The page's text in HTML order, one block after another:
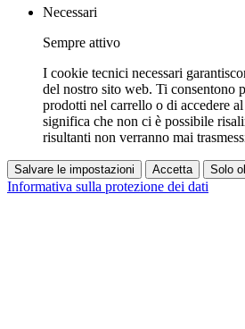
Necessari
Sempre attivo
I cookie tecnici necessari
del nostro sito web. Ti consentono
prodotti nel carrello o di accedere
significa che non ci è possibile
risultanti non verranno mai
Salvare le impostazioni Accetta Solo
Informativa sulla protezione dei dati